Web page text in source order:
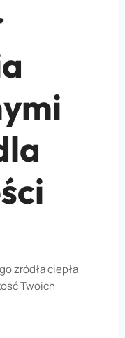
źródła ciepła
Twoich